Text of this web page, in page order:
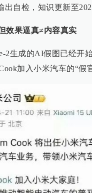
自检，知识更新至
效果逼真≠内容真实
2生成的AI假图已经开
加入小米汽车的“假